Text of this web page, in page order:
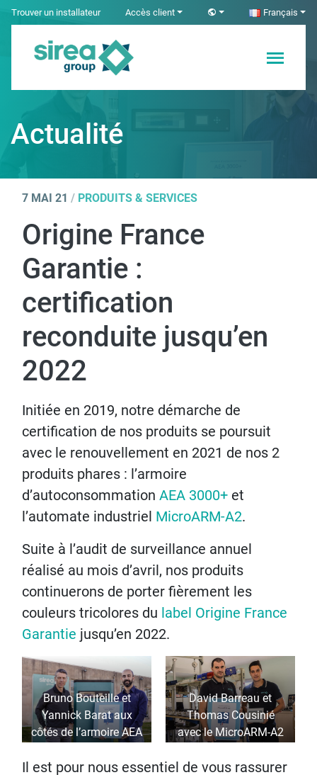
SkipTrouver un installateur Accès client Français
Solutions en
Électricité et
Actualité
7 MAI 21 / PRODUITS & SERVICES
Origine France
Garantie :
certification
reconduite jusqu’en
2022
Initiée en 2019, notre démarche de
certification de nos produits se poursuit
avec le renouvellement en 2021 de nos 2
produits phares : l’armoire
d’autoconsommation AEA 3000+ et
l’automate industriel MicroARM-A2.
Suite à l’audit de surveillance annuel
réalisé au mois d’avril, nos produits
continuerons de porter fièrement les
couleurs tricolores du label Origine France
Garantie jusqu’en 2022.
Bruno Bouteille et
Yannick Barat aux
côtés de l’armoire AEA
France Garantie
David Barreau et
Thomas Cousinié
avec le MicroARM-A2
France Garantie
Il est pour nous essentiel de vous rassurer